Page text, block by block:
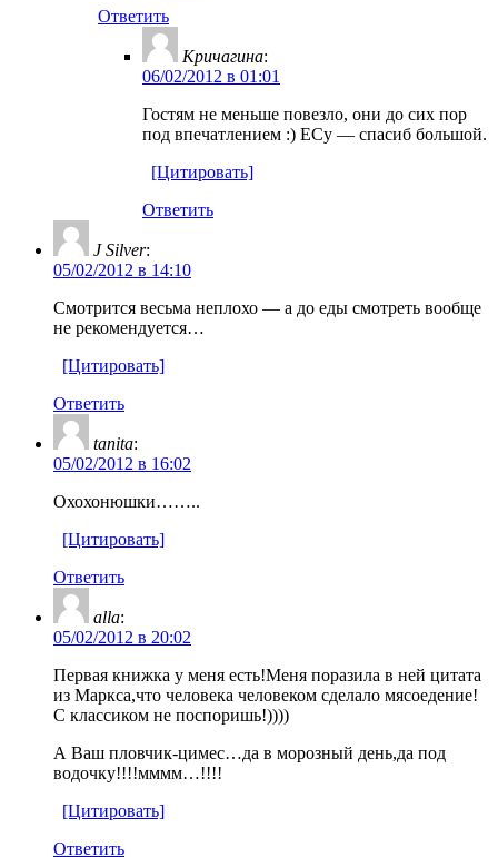
Ответить
Кричагина:
06/02/2012 в 01:01
Гостям не меньше повезло, они до сих пор
под впечатлением :) ЕСу — спасиб большой.
[Цитировать]
Ответить
J Silver:
05/02/2012 в 14:10
Смотрится весьма неплохо — а до еды смотреть вообще
не рекомендуется…
[Цитировать]
Ответить
tanita:
05/02/2012 в 16:02
Охохонюшки……..
[Цитировать]
Ответить
alla:
05/02/2012 в 20:02
Первая книжка у меня есть!Меня поразила в ней цитата
из Маркса,что человека человеком сделало мясоедение!
С классиком не поспоришь!))))
А Ваш пловчик-цимес…да в морозный день,да под
водочку!!!!мммм…!!!!
[Цитировать]
Ответить